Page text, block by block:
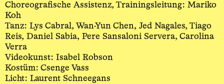
Choreografische Assistenz, Trainingsleitung: Mariko
Koh
Tanz: Lys Cabral, Wan-Yun Chen, Jed Nagales, Tiago
Reis, Daniel Sabia, Pere Sansaloni Servera, Carolina
Verra
Videokunst: Isabel Robson
Kostüm: Csenge Vass
Licht: Laurent Schneegans